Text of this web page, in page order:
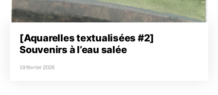
[Aquarelles textualisées #2]
Souvenirs à l’eau salée
19 février 2026